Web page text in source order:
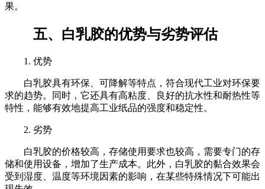
果。
五、白乳胶的优势与劣势评估
1. 优势
白乳胶具有环保、可降解等特点，符合现代工业对环保要
求的趋势。同时，它还具有高粘度、良好的抗水性和耐热性等
特性，能够有效地提高工业纸品的强度和稳定性。
2. 劣势
白乳胶的价格较高，存储使用要求也较高，需要专门的存
储和使用设备，增加了生产成本。此外，白乳胶的黏合效果会
受到湿度、温度等环境因素的影响，在某些特殊情况下可能出